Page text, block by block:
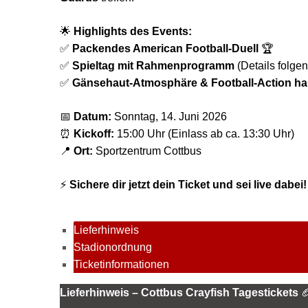
🌟 Highlights des Events:
✅ Packendes American Football-Duell
🏆
✅ Spieltag mit Rahmenprogramm (Details
✅ Gänsehaut-Atmosphäre & Football-Action
📅 Datum: Sonntag, 14. Juni 2026
⏰ Kickoff: 15:00 Uhr (Einlass ab ca. 13:30 Uhr)
📍 Ort: Sportzentrum Cottbus
⚡ Sichere dir jetzt dein Ticket und sei live dabei!
Lieferhinweis
Stadionordnung
Ticketinformationen
Lieferhinweis – Cottbus Crayfish Tagestickets